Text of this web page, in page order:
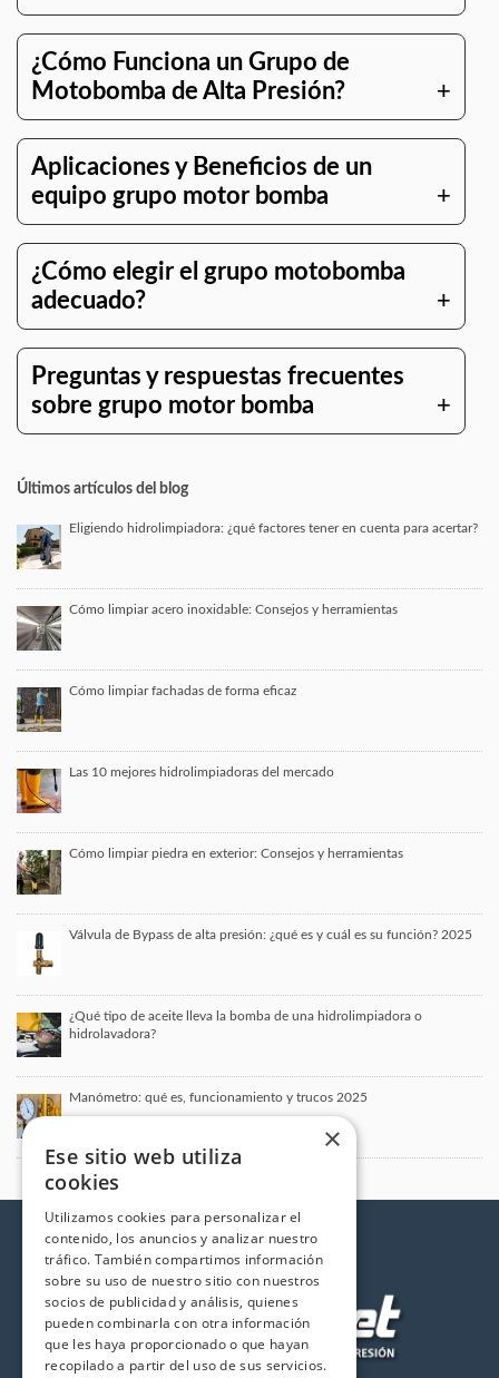
¿Cómo Funciona un Grupo de
Motobomba de Alta Presión?
Aplicaciones y Beneficios de un
equipo grupo motor bomba
¿Cómo elegir el grupo motobomba
adecuado?
Preguntas y respuestas frecuentes
sobre grupo motor bomba
Últimos artículos del blog
Eligiendo hidrolimpiadora: ¿qué factores tener en cuenta para acertar?
Cómo limpiar acero inoxidable: Consejos y herramientas
Cómo limpiar fachadas de forma eficaz
Las 10 mejores hidrolimpiadoras del mercado
Cómo limpiar piedra en exterior: Consejos y herramientas
Válvula de Bypass de alta presión: ¿qué es y cuál es su función? 2025
¿Qué tipo de aceite lleva la bomba de una hidrolimpiadora o
hidrolavadora?
Manómetro: qué es, funcionamiento y trucos 2025
×
Ese sitio web utiliza
cookies
Utilizamos cookies para personalizar el
contenido, los anuncios y analizar nuestro
tráfico. También compartimos información
sobre su uso de nuestro sitio con nuestros
socios de publicidad y análisis, quienes
pueden combinarla con otra información
que les haya proporcionado o que hayan
recopilado a partir del uso de sus servicios.